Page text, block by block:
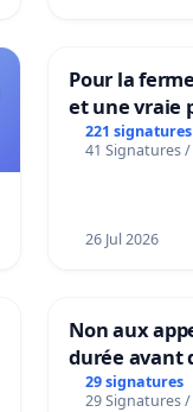
Pour la
et une vraie
la dépendance
221 signatures
41 Signatures
26 Jul 2026
Non aux
durée avant
29 signatures
29 Signatures